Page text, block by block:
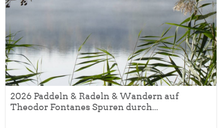
2026 Paddeln & Radeln & Wandern auf
Theodor Fontanes Spuren durch...